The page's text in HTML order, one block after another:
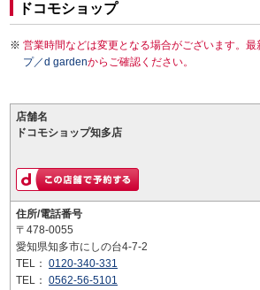
ドコモショップ
営業時間などは変更となる場合がございます。最
プ／d gardenからご確認ください。
店舗名
ドコモショップ知多店
住所/電話番号
〒478-0055
愛知県知多市にしの台4-7-2
TEL： 0120-340-331
TEL： 0562-56-5101